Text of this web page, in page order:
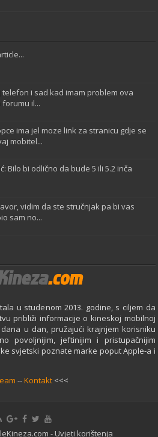
telefon i sad kad imam problem ova
il...
ima jel moze link za stranicu gdje se
mobitel...
Bilo bi odlično da bude 5 ili 5.2 inča
vidim da ste stručnjak pa bi vas
sam no...
u studenom 2013. godine, s ciljem da
približi informacije o kineskoj mobilnoj
u dan, pružajući krajnjem korisniku
povoljnijim, jeftinijim i pristupačnijim
svjetski poznate marke poput Apple-a i
--Kontakt<<<
- Uvjeti korištenja